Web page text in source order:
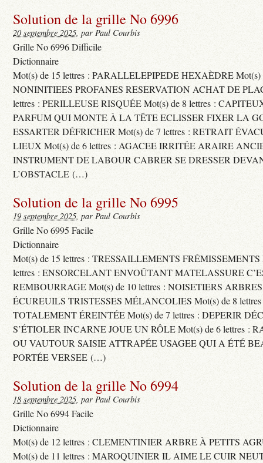
Solution de la grille No 6996
20 septembre 2025, par Paul Courbis
Grille No 6996 Difficile
Dictionnaire
Mot(s) de 15 lettres : PARALLELEPIPEDE HEXAÈDRE Mot(s)
NONINITIEES PROFANES RESERVATION ACHAT DE
lettres : PERILLEUSE RISQUÉE Mot(s) de 8 lettres :
PARFUM QUI MONTE À LA TÊTE ECLISSER FIXER LA
ESSARTER DÉFRICHER Mot(s) de 7 lettres : RETRAIT
LIEUX Mot(s) de 6 lettres : AGACEE IRRITÉE ARAIRE
INSTRUMENT DE LABOUR CABRER SE DRESSER
L’OBSTACLE (…)
Solution de la grille No 6995
19 septembre 2025, par Paul Courbis
Grille No 6995 Facile
Dictionnaire
Mot(s) de 15 lettres : TRESSAILLEMENTS FRÉMISSEMENTS
lettres : ENSORCELANT ENVOÛTANT MATELASSURE
REMBOURRAGE Mot(s) de 10 lettres : NOISETIERS
ÉCUREUILS TRISTESSES MÉLANCOLIES Mot(s) de 8
TOTALEMENT ÉREINTÉE Mot(s) de 7 lettres : DEPERIR
S’ÉTIOLER INCARNE JOUE UN RÔLE Mot(s) de 6 lettres :
OU VAUTOUR SAISIE ATTRAPÉE USAGEE QUI A ÉTÉ
PORTÉE VERSEE (…)
Solution de la grille No 6994
18 septembre 2025, par Paul Courbis
Grille No 6994 Facile
Dictionnaire
Mot(s) de 12 lettres : CLEMENTINIER ARBRE À PETITS
Mot(s) de 11 lettres : MAROQUINIER IL AIME LE CUIR